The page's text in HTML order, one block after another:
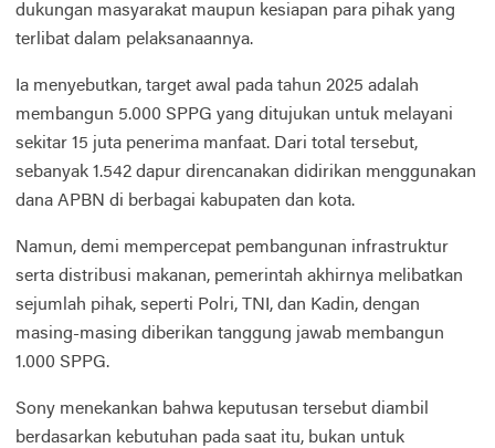
dukungan masyarakat maupun kesiapan para pihak yang
terlibat dalam pelaksanaannya.
Ia menyebutkan, target awal pada tahun 2025 adalah
membangun 5.000 SPPG yang ditujukan untuk melayani
sekitar 15 juta penerima manfaat. Dari total tersebut,
sebanyak 1.542 dapur direncanakan didirikan menggunakan
dana APBN di berbagai kabupaten dan kota.
Namun, demi mempercepat pembangunan infrastruktur
serta distribusi makanan, pemerintah akhirnya melibatkan
sejumlah pihak, seperti Polri, TNI, dan Kadin, dengan
masing-masing diberikan tanggung jawab membangun
1.000 SPPG.
Sony menekankan bahwa keputusan tersebut diambil
berdasarkan kebutuhan pada saat itu, bukan untuk